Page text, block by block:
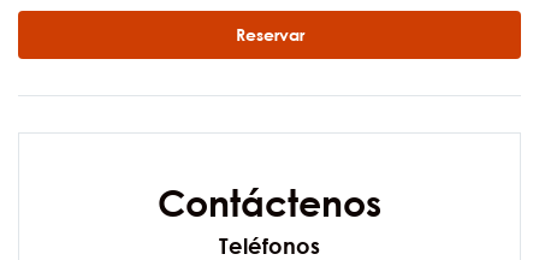
Reservar
Contáctenos
Teléfonos